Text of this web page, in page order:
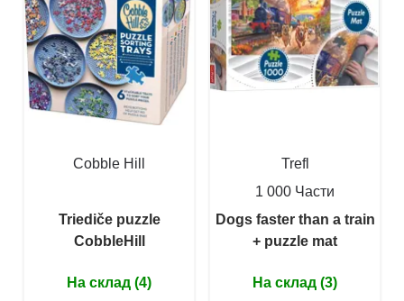
Cobble Hill
Triediče puzzle
CobbleHill
На склад (4)
Trefl
1 000 Части
Dogs faster than a train
+ puzzle mat
На склад (3)